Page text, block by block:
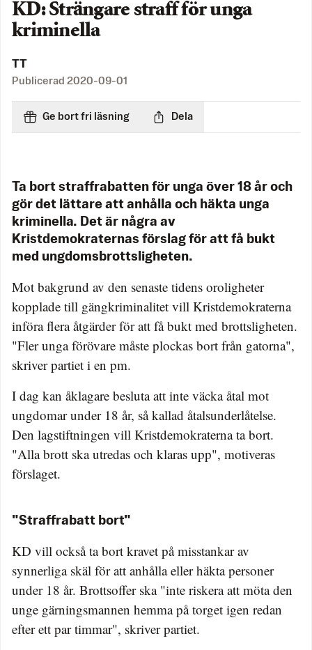
KD: Strängare straff för unga
kriminella
TT
Publicerad 2020-09-01
Ge bort fri läsning Dela
Ta bort straffrabatten för unga över 18 år och
gör det lättare att anhålla och häkta unga
kriminella. Det är några av
Kristdemokraternas förslag för att få bukt
med ungdomsbrottsligheten.
Mot bakgrund av den senaste tidens oroligheter
kopplade till gängkriminalitet vill Kristdemokraterna
införa flera åtgärder för att få bukt med brottsligheten.
"Fler unga förövare måste plockas bort från gatorna",
skriver partiet i en pm.
I dag kan åklagare besluta att inte väcka åtal mot
ungdomar under 18 år, så kallad åtalsunderlåtelse.
Den lagstiftningen vill Kristdemokraterna ta bort.
"Alla brott ska utredas och klaras upp", motiveras
förslaget.
"Straffrabatt bort"
KD vill också ta bort kravet på misstankar av
synnerliga skäl för att anhålla eller häkta personer
under 18 år. Brottsoffer ska "inte riskera att möta den
unge gärningsmannen hemma på torget igen redan
efter ett par timmar", skriver partiet.